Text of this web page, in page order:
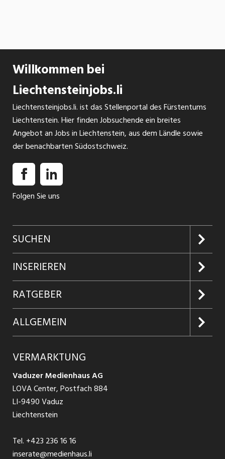
Willkommen bei
Liechtensteinjobs.li
Liechtensteinjobs.li. ist das Stellenportal des Fürstentums
Liechtenstein. Hier finden Jobsuchende ein breites
Angebot an Jobs in Liechtenstein, aus dem Ländle sowie
der benachbarten Südostschweiz.
Folgen Sie uns
SUCHEN
Jobs suchen
Jobabo
Firmen entdecken
Jobs in Graubünden
Jobs in St. Gallen
Jobs in Glarus
Jobs in der Südostschweiz
Temporär Jobs
INSERIEREN
Kundenlogin
Inserieren
Produkte
Schnittstelle
RATGEBER
Glossar
Ratgeber Bewerbung / Rekrutierung
ALLGEMEIN
AGB
Datenschutzbestimmungen
Nutzungsbedingungen
Impressum
VERMARKTUNG
Vaduzer Medienhaus AG
LOVA Center, Postfach 884
LI-9490 Vaduz
Liechtenstein
Tel. +423 236 16 16
inserate@medienhaus.li